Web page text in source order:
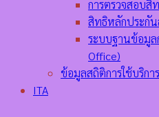
การตรวจสอบสิ
สิทธิหลักประกั
ระบบฐานข้อมูล
Office)
ข้อมูลสถิติการใช้บริการ
ITA